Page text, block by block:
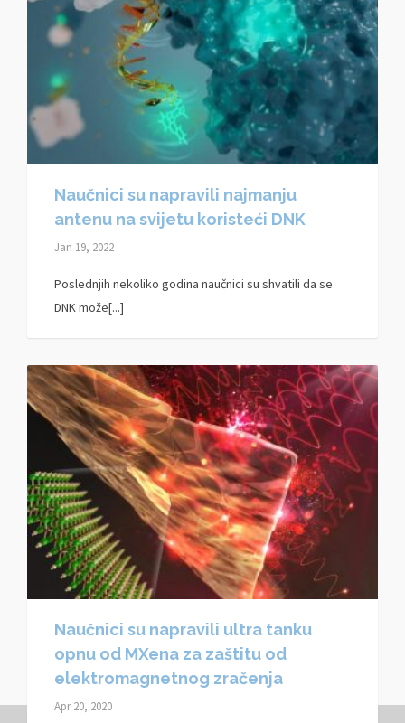
Naučnici su napravili najmanju
antenu na svijetu koristeći DNK
Jan 19, 2022
Poslednjih nekoliko godina naučnici su shvatili da se
DNK može[...]
Naučnici su napravili ultra tanku
opnu od MXena za zaštitu od
elektromagnetnog zračenja
Apr 20, 2020